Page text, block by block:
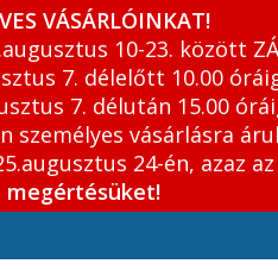
VÁSÁRLÓINKAT!
10-23. között
7. délelőtt 10.00
7. délután 15.00
vásárlásra
24-én, azaz
megértésüket!